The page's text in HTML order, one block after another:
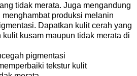
tidak merata. Juga mengandung
produksi melanin
Dapatkan kulit cerah yang
kusam maupun tidak merata di
pigmentasi
tekstur kulit